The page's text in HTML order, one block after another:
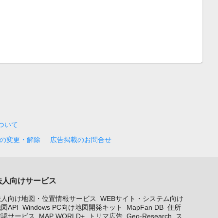
いて
変更・解除
広告掲載のお問合せ
人向けサービス
向け地図・位置情報サービス
WEBサイト・システム向け
API Windows PC向け地図開発キット MapFan DB 住所
サービス
MAP WORLD+ トリマ広告 Geo-Research ス